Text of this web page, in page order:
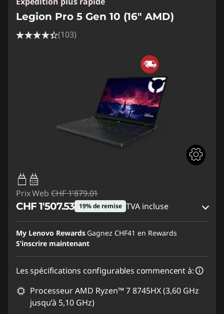
Legion Pro 5 Gen 10 (16" AMD)
(103)
65W-100W
USB PD
Prix Web CHF 1'879.01
CHF 1'507.53 19% de remise TVA incluse
Bons de réduction en ligne :-CHF 371.48
Code de réduction :
My Lenovo Rewards Gagnez CHF41 en Rewards
S’inscrire maintenant
Les spécifications configurables commencent à:
Processeur AMD Ryzen™ 7 8745HX (3,60 GHz
jusqu’à 5,10 GHz)